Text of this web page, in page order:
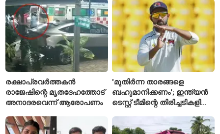
എസ്‌ഐമാർക്ക്
രക്ഷാപ്രവർത്തകൻ
രാജേഷിന്റെ മൃതദേഹത്തോട്
അനാദരവെന്ന് ആരോപണം
'മുതിർന്ന താരങ്ങളെ
ബഹുമാനിക്കണം'; ഇന്ത്യൻ
ടെസ്റ്റ് ടീമിന്റെ തിരിച്ചടികളിൽ
രഹാനെ